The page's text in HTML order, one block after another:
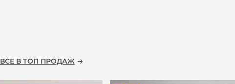
ВСЕ В ТОП ПРОДАЖ